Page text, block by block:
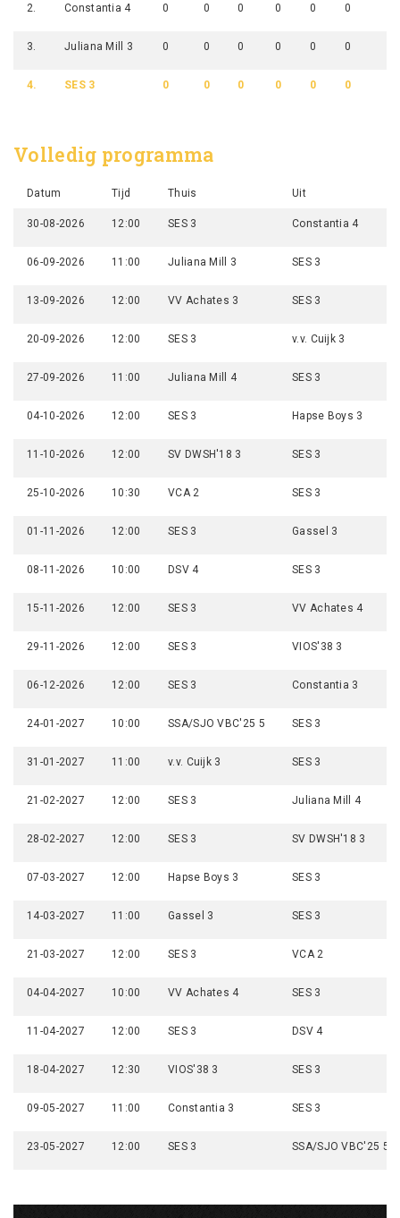
2. Constantia 4 0 0 0 0 0 0
3. Juliana Mill 3 0 0 0 0 0 0
4. SES 3 0 0 0 0 0 0
Volledig programma
Datum Tijd Thuis Uit
30-08-2026 12:00 SES 3 Constantia 4
06-09-2026 11:00 Juliana Mill 3 SES 3
13-09-2026 12:00 VV Achates 3 SES 3
20-09-2026 12:00 SES 3 v.v. Cuijk 3
27-09-2026 11:00 Juliana Mill 4 SES 3
04-10-2026 12:00 SES 3 Hapse Boys 3
11-10-2026 12:00 SV DWSH'18 3 SES 3
25-10-2026 10:30 VCA 2 SES 3
01-11-2026 12:00 SES 3 Gassel 3
08-11-2026 10:00 DSV 4 SES 3
15-11-2026 12:00 SES 3 VV Achates 4
29-11-2026 12:00 SES 3 VIOS'38 3
06-12-2026 12:00 SES 3 Constantia 3
24-01-2027 10:00 SSA/SJO VBC'25 5 SES 3
31-01-2027 11:00 v.v. Cuijk 3 SES 3
21-02-2027 12:00 SES 3 Juliana Mill 4
28-02-2027 12:00 SES 3 SV DWSH'18 3
07-03-2027 12:00 Hapse Boys 3 SES 3
14-03-2027 11:00 Gassel 3 SES 3
21-03-2027 12:00 SES 3 VCA 2
04-04-2027 10:00 VV Achates 4 SES 3
11-04-2027 12:00 SES 3 DSV 4
18-04-2027 12:30 VIOS'38 3 SES 3
09-05-2027 11:00 Constantia 3 SES 3
23-05-2027 12:00 SES 3 SSA/SJO VBC'25 5